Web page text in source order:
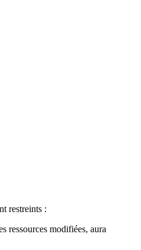
restreints :
ressources modifiées, aura